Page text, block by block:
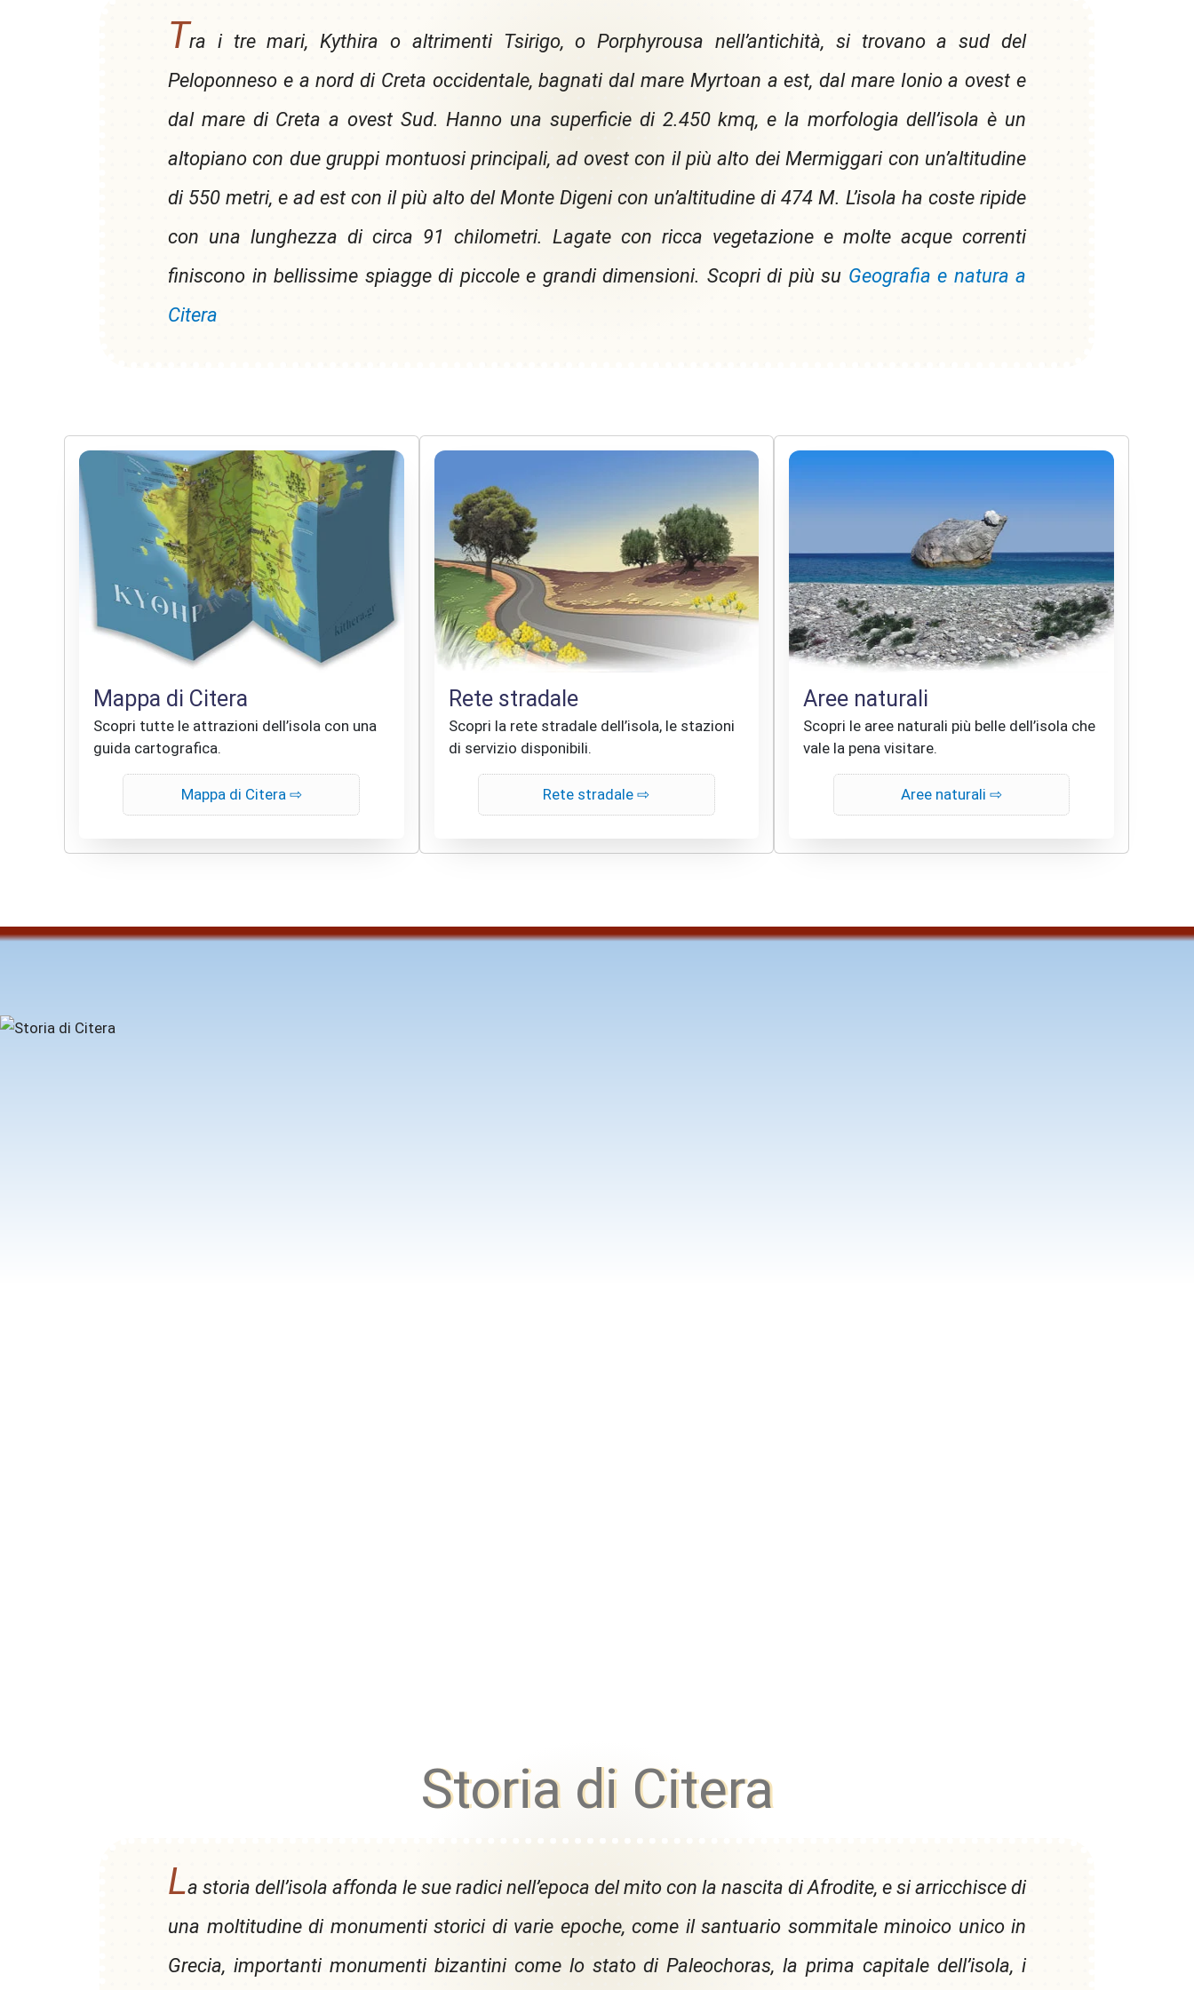
Tra i tre mari, Kythira o altrimenti Tsirigo, o Porphyrousa nell’antichità, si trovano a sud del
Peloponneso e a nord di Creta occidentale, bagnati dal mare Myrtoan a est, dal mare Ionio a ovest e
dal mare di Creta a ovest Sud. Hanno una superficie di 2.450 kmq, e la morfologia dell’isola è un
altopiano con due gruppi montuosi principali, ad ovest con il più alto dei Mermiggari con un’altitudine
di 550 metri, e ad est con il più alto del Monte Digeni con un’altitudine di 474 M. L’isola ha coste ripide
con una lunghezza di circa 91 chilometri. Lagate con ricca vegetazione e molte acque correnti
finiscono in bellissime spiagge di piccole e grandi dimensioni. Scopri di più su Geografia e natura a
Citera
Mappa di Citera
Scopri tutte le attrazioni dell’isola con una
guida cartografica.
Mappa di Citera
Rete stradale
Scopri la rete stradale dell’isola, le stazioni
di servizio disponibili.
Rete stradale
Aree naturali
Scopri le aree naturali più belle dell’isola che
vale la pena visitare.
Aree naturali
Storia di Citera
La storia dell’isola affonda le sue radici nell’epoca del mito con la nascita di Afrodite, e si arricchisce di
una moltitudine di monumenti storici di varie epoche, come il santuario sommitale minoico unico in
Grecia, importanti monumenti bizantini come lo stato di Paleochoras, la prima capitale dell’isola, i